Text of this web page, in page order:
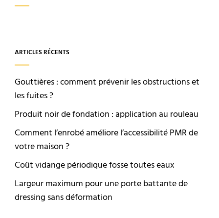
ARTICLES RÉCENTS
Gouttières : comment prévenir les obstructions et
les fuites ?
Produit noir de fondation : application au rouleau
Comment l’enrobé améliore l’accessibilité PMR de
votre maison ?
Coût vidange périodique fosse toutes eaux
Largeur maximum pour une porte battante de
dressing sans déformation